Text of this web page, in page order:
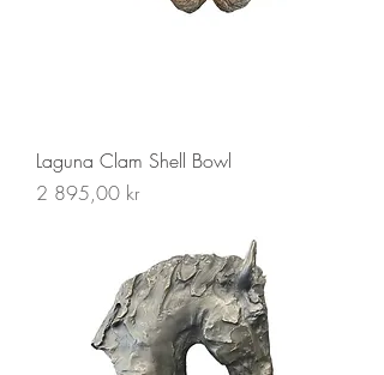
Laguna Clam Shell Bowl
Pris
2 895,00 kr